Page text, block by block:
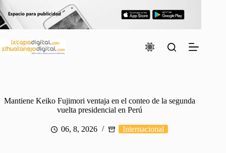
al
contenido
Mantiene Keiko Fujimori ventaja en el conteo de la segunda
vuelta presidencial en Perú
06, 8, 2026 Internacional